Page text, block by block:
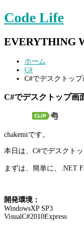
Code Life
EVERYTHING
ホーム
C#
C#でデスクトッ
C#でデスクトップ画
chakemiです。
本日は、C#でデスクト
まずは、簡単に、.NET
開発環境：
WindowsXP SP3
VisualC#2010Express